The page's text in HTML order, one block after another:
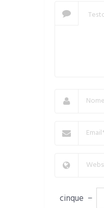
cinque −